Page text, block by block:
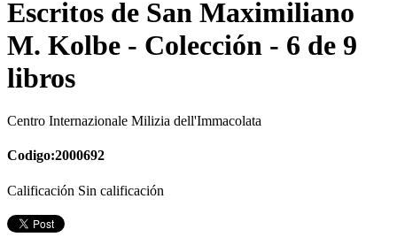
Escritos de San Maximiliano
M. Kolbe - Colección - 6 de 9
libros
Centro Internazionale Milizia dell'Immacolata
Codigo:2000692
Calificación Sin calificación